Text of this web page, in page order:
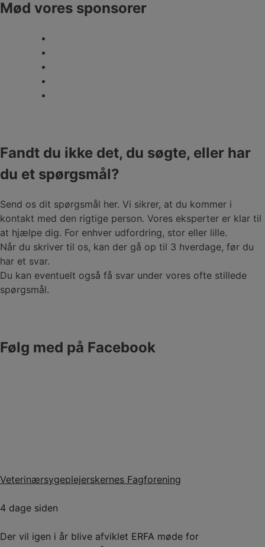
Mød vores sponsorer
Fandt du ikke det, du søgte, eller har
du et spørgsmål?
Send os dit spørgsmål her. Vi sikrer, at du kommer i
kontakt med den rigtige person. Vores eksperter er klar til
at hjælpe dig. For enhver udfordring, stor eller lille.
Når du skriver til os, kan der gå op til 3 hverdage, før du
har et svar.
Du kan eventuelt også få svar under vores ofte stillede
spørgsmål.
Følg med på Facebook
Veterinærsygeplejerskernes Fagforening
4 dage siden
Der vil igen i år blive afviklet ERFA møde for